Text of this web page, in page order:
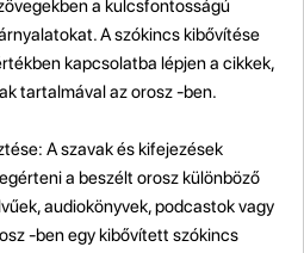
a kulcsfontosságú
A szókincs kibővítése
kapcsolatba lépjen a cikkek,
tartalmával az orosz -ben.
A szavak és kifejezések
a beszélt orosz különböző
audiokönyvek, podcastok vagy
-ben egy kibővített szókincs